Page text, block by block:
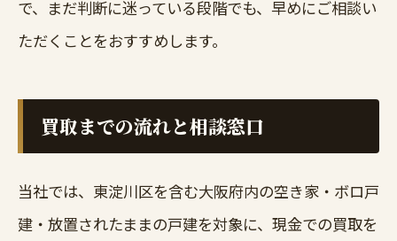
で、まだ判断に迷っている段階でも、早めにご相談い
ただくことをおすすめします。
買取までの流れと相談窓口
当社では、東淀川区を含む大阪府内の空き家・ボロ戸
建・放置されたままの戸建を対象に、現金での買取を